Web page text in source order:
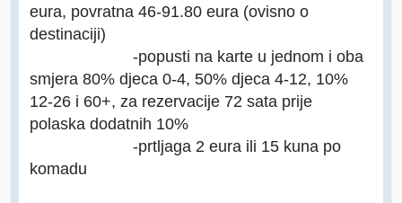
eura, povratna 46-91.80 eura (ovisno o
destinaciji)
-popusti na karte u jednom i oba
smjera 80% djeca 0-4, 50% djeca 4-12, 10%
12-26 i 60+, za rezervacije 72 sata prije
polaska dodatnih 10%
-prtljaga 2 eura ili 15 kuna po
komadu